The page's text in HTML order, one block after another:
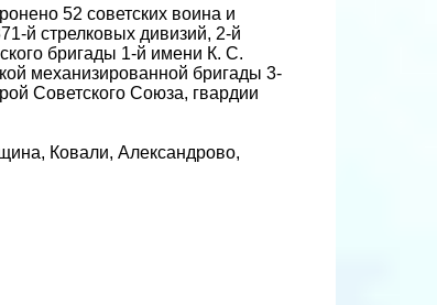
52 советских воина и
й стрелковых дивизий, 2-й
бригады 1-й имени К. С.
механизированной бригады 3-
Советского Союза, гвардии
Ковали, Александрово,